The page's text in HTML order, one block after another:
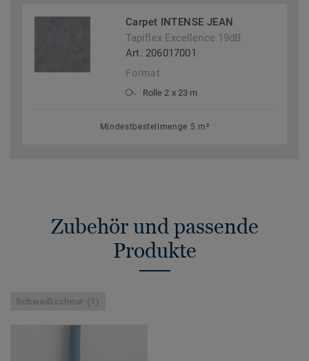
Carpet INTENSE JEAN
Tapiflex Excellence 19dB
Art. 206017001
Format
Rolle 2 x 23 m
Mindestbestellmenge 5 m²
Zubehör und passende
Produkte
Schweißschnur (1)